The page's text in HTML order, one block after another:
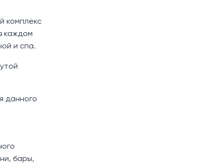
комплекс
каждом
и спа.
данного
бары,